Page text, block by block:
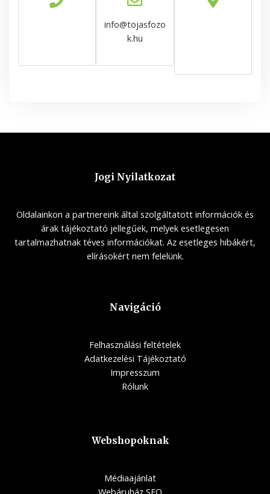
info@tojasfozo
k.hu
Jogi Nyilatkozat
Oldalainkon a partnereink által szolgáltatott információk és
árak tájékoztató jellegűek, melyek esetlegesen
tartalmazhatnak téves információkat. Az esetleges hibákért,
elírásokért nem felelünk.
Navigáció
Felhasználási feltételek
Adatkezelési Tájékoztató
Impresszum
Rólunk
Webshopoknak
Médiaajánlat